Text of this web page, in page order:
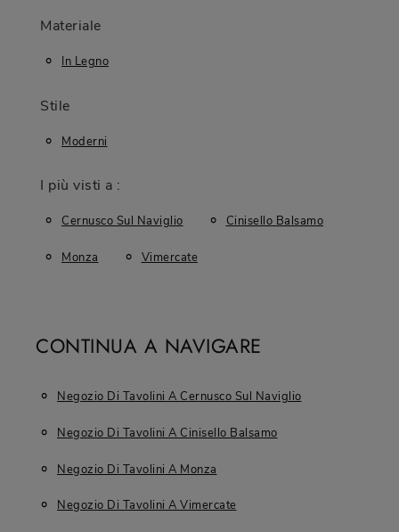
Materiale
In Legno
Stile
Moderni
I più visti a :
Cernusco Sul Naviglio Cinisello Balsamo
Monza Vimercate
CONTINUA A NAVIGARE
Negozio Di Tavolini A Cernusco Sul Naviglio
Negozio Di Tavolini A Cinisello Balsamo
Negozio Di Tavolini A Monza
Negozio Di Tavolini A Vimercate